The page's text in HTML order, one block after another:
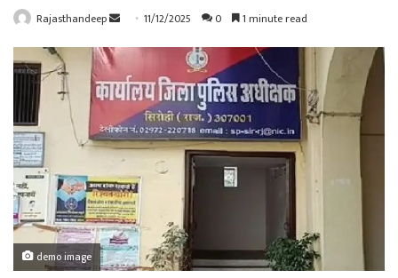
Rajasthandeep
Send
email
11/12/2025 0 1 minute read
demo image